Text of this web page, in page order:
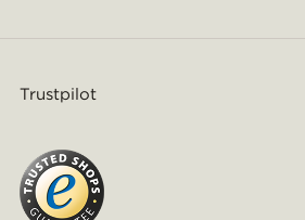
Trustpilot